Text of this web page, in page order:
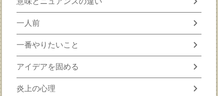
一人前 chevron_right
一番やりたいこと chevron_right
アイデアを固める chevron_right
炎上の心理 chevron_right